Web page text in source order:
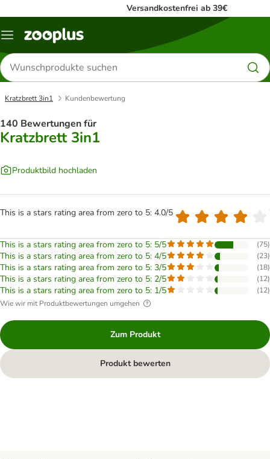
Versandkostenfrei ab 39€
Menü
Produkte
suchen
Kratzbrett 3in1 Kundenbewertung
140 Bewertungen für
Kratzbrett 3in1
Produktbild hochladen
This is a stars rating area from zero to 5: 4.0/5
This is a stars rating area from zero to 5: 5/5 (75)
This is a stars rating area from zero to 5: 4/5 (23)
This is a stars rating area from zero to 5: 3/5 (18)
This is a stars rating area from zero to 5: 2/5 (12)
This is a stars rating area from zero to 5: 1/5 (12)
Wie wir mit Produktbewertungen umgehen
Zum Produkt
Produkt bewerten